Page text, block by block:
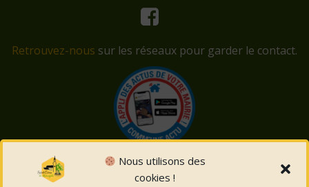
Nous utilisons des
cookies !
Retrouvez-nous sur les réseaux pour garder le contact.
© 2026 Saint-Côme-et-Maruéjols. Un service proposé